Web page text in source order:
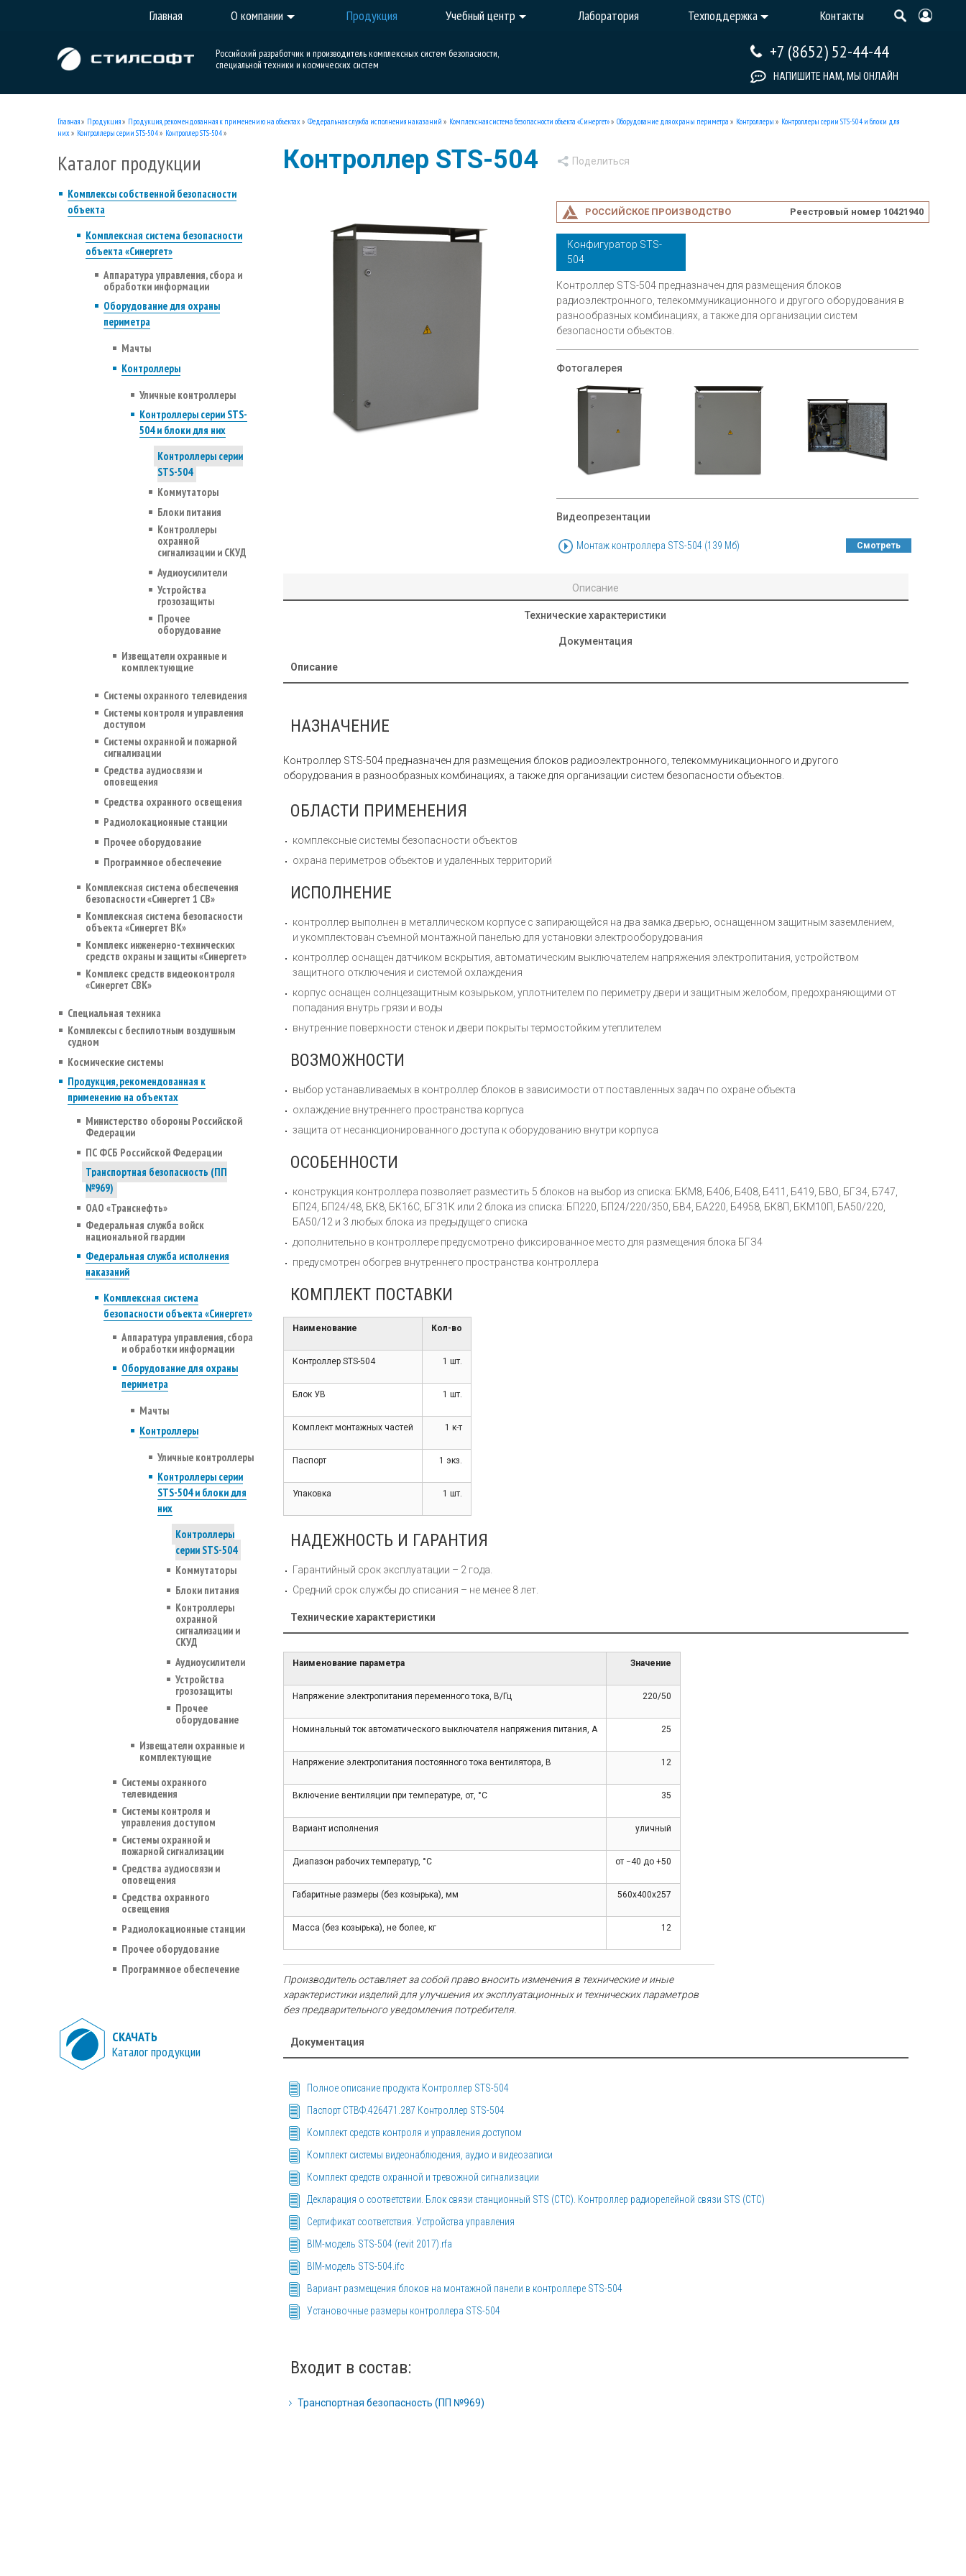
Главная О компании Продукция Учебный центр Лаборатория Техподдержка Контакты
Российский разработчик и производитель комплексных систем безопасности,
специальной техники и космических систем
+7 (8652) 52-44-44
НАПИШИТЕ НАМ, МЫ ОНЛАЙН
Главная» Продукция» Продукция, рекомендованная к применению на объектах» Федеральная служба исполнения наказаний » Комплексная система безопасности объекта «Синергет»» Оборудование для охраны периметра » Контроллеры » Контроллеры серии STS-504 и блоки для
них» Контроллеры серии STS-504» Контроллер STS-504»
Каталог продукции
Комплексы собственной безопасности
объекта
Комплексная система безопасности
объекта «Синергет»
Аппаратура управления, сбора и
обработки информации
Оборудование для охраны
периметра
Мачты
Контроллеры
Уличные контроллеры
Контроллеры серии STS-
504 и блоки для них
Контроллеры серии
STS-504
Коммутаторы
Блоки питания
Контроллеры
охранной
сигнализации и СКУД
Аудиоусилители
Устройства
грозозащиты
Прочее
оборудование
Извещатели охранные и
комплектующие
Системы охранного телевидения
Системы контроля и управления
доступом
Системы охранной и пожарной
сигнализации
Средства аудиосвязи и
оповещения
Средства охранного освещения
Радиолокационные станции
Прочее оборудование
Программное обеспечение
Комплексная система обеспечения
безопасности «Синергет 1 СВ»
Комплексная система безопасности
объекта «Синергет ВК»
Комплекс инженерно-технических
средств охраны и защиты «Синергет»
Комплекс средств видеоконтроля
«Синергет СВК»
Специальная техника
Комплексы с беспилотным воздушным
судном
Космические системы
Продукция, рекомендованная к
применению на объектах
Министерство обороны Российской
Федерации
ПС ФСБ Российской Федерации
Транспортная безопасность (ПП
№969)
ОАО «Транснефть»
Федеральная служба войск
национальной гвардии
Федеральная служба исполнения
наказаний
Комплексная система
безопасности объекта «Синергет»
Аппаратура управления, сбора
и обработки информации
Оборудование для охраны
периметра
Мачты
Контроллеры
Уличные контроллеры
Контроллеры серии
STS-504 и блоки для
них
Контроллеры
серии STS-504
Коммутаторы
Блоки питания
Контроллеры
охранной
сигнализации и
СКУД
Аудиоусилители
Устройства
грозозащиты
Прочее
оборудование
Извещатели охранные и
комплектующие
Системы охранного
телевидения
Системы контроля и
управления доступом
Системы охранной и
пожарной сигнализации
Средства аудиосвязи и
оповещения
Средства охранного
освещения
Радиолокационные станции
Прочее оборудование
Программное обеспечение
СКАЧАТЬ
Каталог продукции
Контроллер STS-504
РОССИЙСКОЕ ПРОИЗВОДСТВО Реестровый номер 10421940
Конфигуратор STS-
504
Контроллер STS-504 предназначен для размещения блоков
радиоэлектронного, телекоммуникационного и другого оборудования в
разнообразных комбинациях, а также для организации систем
безопасности объектов.
Фотогалерея
Видеопрезентации
Монтаж контроллера STS-504 (139 Мб) Смотреть
Описание
Технические характеристики
Документация
Описание
НАЗНАЧЕНИЕ
Контроллер STS-504 предназначен для размещения блоков радиоэлектронного, телекоммуникационного и другого
оборудования в разнообразных комбинациях, а также для организации систем безопасности объектов.
ОБЛАСТИ ПРИМЕНЕНИЯ
комплексные системы безопасности объектов
охрана периметров объектов и удаленных территорий
ИСПОЛНЕНИЕ
контроллер выполнен в металлическом корпусе с запирающейся на два замка дверью, оснащенном защитным заземлением,
и укомплектован съемной монтажной панелью для установки электрооборудования
контроллер оснащен датчиком вскрытия, автоматическим выключателем напряжения электропитания, устройством
защитного отключения и системой охлаждения
корпус оснащен солнцезащитным козырьком, уплотнителем по периметру двери и защитным желобом, предохраняющими от
попадания внутрь грязи и воды
внутренние поверхности стенок и двери покрыты термостойким утеплителем
ВОЗМОЖНОСТИ
выбор устанавливаемых в контроллер блоков в зависимости от поставленных задач по охране объекта
охлаждение внутреннего пространства корпуса
защита от несанкционированного доступа к оборудованию внутри корпуса
ОСОБЕННОСТИ
конструкция контроллера позволяет разместить 5 блоков на выбор из списка: БКМ8, Б406, Б408, Б411, Б419, БВО, БГЗ4, Б747,
БП24, БП24/48, БК8, БК16С, БГЗ1К или 2 блока из списка: БП220, БП24/220/350, БВ4, БА220, Б4958, БК8П, БКМ10П, БА50/220,
БА50/12 и 3 любых блока из предыдущего списка
дополнительно в контроллере предусмотрено фиксированное место для размещения блока БГЗ4
предусмотрен обогрев внутреннего пространства контроллера
КОМПЛЕКТ ПОСТАВКИ
Наименование Кол-во
Контроллер STS-504 1 шт.
Блок УВ 1 шт.
Комплект монтажных частей 1 к-т
Паспорт 1 экз.
Упаковка 1 шт.
НАДЕЖНОСТЬ И ГАРАНТИЯ
Гарантийный срок эксплуатации – 2 года.
Средний срок службы до списания – не менее 8 лет.
Технические характеристики
Наименование параметра Значение
Напряжение электропитания переменного тока, В/Гц 220/50
Номинальный ток автоматического выключателя напряжения питания, А 25
Напряжение электропитания постоянного тока вентилятора, В 12
Включение вентиляции при температуре, от, °С 35
Вариант исполнения уличный
Диапазон рабочих температур, °С от −40 до +50
Габаритные размеры (без козырька), мм 560х400х257
Масса (без козырька), не более, кг 12
Производитель оставляет за собой право вносить изменения в технические и иные
характеристики изделий для улучшения их эксплуатационных и технических параметров
без предварительного уведомления потребителя.
Документация
Полное описание продукта Контроллер STS-504
Паспорт СТВФ.426471.287 Контроллер STS-504
Комплект средств контроля и управления доступом
Комплект системы видеонаблюдения, аудио и видеозаписи
Комплект средств охранной и тревожной сигнализации
Декларация о соответствии. Блок связи станционный STS (СТС). Контроллер радиорелейной связи STS (СТС)
Сертификат соответствия. Устройства управления
BIM-модель STS-504 (revit 2017).rfa
BIM-модель STS-504.ifc
Вариант размещения блоков на монтажной панели в контроллере STS-504
Установочные размеры контроллера STS-504
Входит в состав:
Транспортная безопасность (ПП №969)